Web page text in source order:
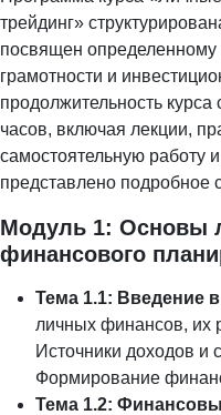
трейдинг»
посвящен определенному
грамотности и
продолжительность курса
часов, включая лекции,
самостоятельную работу
представлено
Модуль 1: Основы
финансового
Тема 1.1: Введение
личных финансов, их
Источники доходов и
Формирование
Тема 1.2: